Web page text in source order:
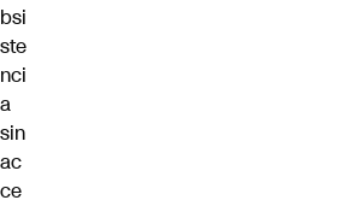
bsi
ste
nci
a
sin
ac
ce